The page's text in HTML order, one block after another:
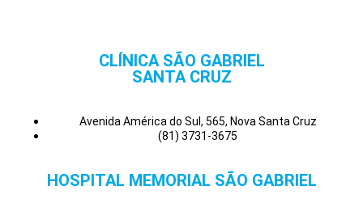
CLÍNICA SÃO GABRIEL
SANTA CRUZ
Avenida América do Sul, 565, Nova Santa Cruz
(81) 3731-3675
HOSPITAL MEMORIAL SÃO GABRIEL